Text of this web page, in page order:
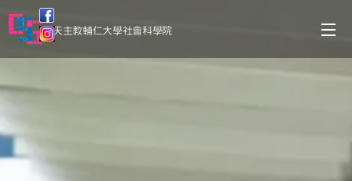
天主教輔仁大學社會科學院